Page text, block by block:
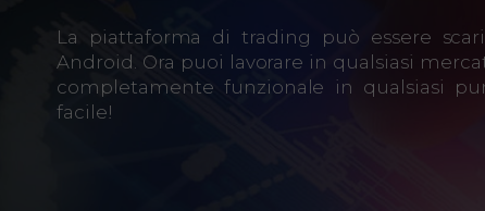
La piattaforma di trading può essere
Android. Ora puoi lavorare in qualsiasi
completamente funzionale in qualsiasi
facile!